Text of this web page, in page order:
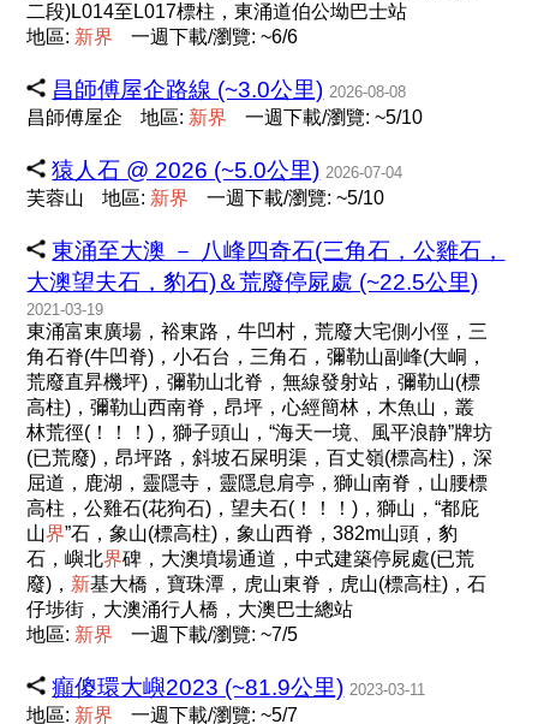
二段)L014至L017標柱，東涌道伯公坳巴士站
地區: 新界 一週下載/瀏覽: ~6/6
昌師傅屋企路線 (~3.0公里) 2026-08-08
昌師傅屋企 地區: 新界 一週下載/瀏覽: ~5/10
猿人石 @ 2026 (~5.0公里) 2026-07-04
芙蓉山 地區: 新界 一週下載/瀏覽: ~5/10
東涌至大澳 － 八峰四奇石(三角石，公雞石，
大澳望夫石，豹石)＆荒廢停屍處 (~22.5公里)
2021-03-19
東涌富東廣場，裕東路，牛凹村，荒廢大宅側小俓，三
角石脊(牛凹脊)，小石台，三角石，彌勒山副峰(大峒，
荒廢直昇機坪)，彌勒山北脊，無線發射站，彌勒山(標
高柱)，彌勒山西南脊，昂坪，心經簡林，木魚山，叢
林荒徑(！！！)，獅子頭山，“海天一境、風平浪静”牌坊
(已荒廢)，昂坪路，斜坡石屎明渠，百丈嶺(標高柱)，深
屈道，鹿湖，靈隱寺，靈隱息肩亭，獅山南脊，山腰標
高柱，公雞石(花狗石)，望夫石(！！！)，獅山，“都庇
山界”石，象山(標高柱)，象山西脊，382m山頭，豹
石，嶼北界碑，大澳墳場通道，中式建築停屍處(已荒
廢)， 新基大橋，寶珠潭，虎山東脊，虎山(標高柱)，石
仔埗街，大澳涌行人橋，大澳巴士總站
地區: 新界 一週下載/瀏覽: ~7/5
癲傻環大嶼2023 (~81.9公里) 2023-03-11
地區: 新界 一週下載/瀏覽: ~5/7